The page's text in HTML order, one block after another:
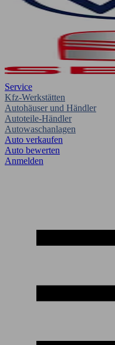
Service
Kfz-Werkstätten
Autohäuser und Händler
Autoteile-Händler
Autowaschanlagen
Auto verkaufen
Auto bewerten
Anmelden